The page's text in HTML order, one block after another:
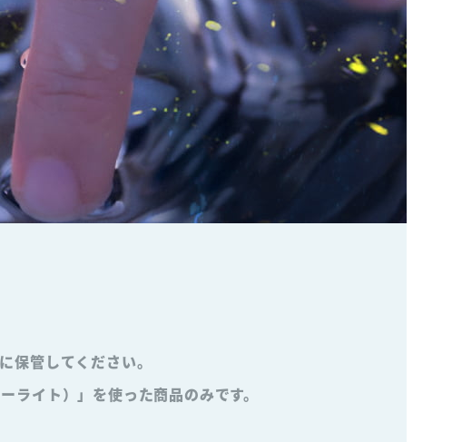
管してください。
イト）」を使った商品のみです。